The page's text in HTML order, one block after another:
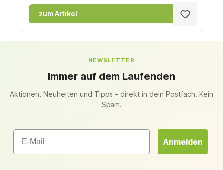
zum Artikel
NEWSLETTER
Immer auf dem Laufenden
Aktionen, Neuheiten und Tipps – direkt in dein Postfach. Kein
Spam.
Email
Anmelden